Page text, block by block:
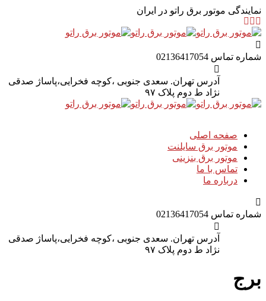
نمایندگی موتور برق راتو در ایران
شماره تماس 02136417054
آدرس تهران. سعدی جنوبی ،کوچه فخرایی،پاساژ صدقی
نژاد ط دوم پلاک ۹۷
صفحه اصلی
موتور برق سایلنت
موتور برق بنزینی
تماس با ما
درباره ما
شماره تماس 02136417054
آدرس تهران. سعدی جنوبی ،کوچه فخرایی،پاساژ صدقی
نژاد ط دوم پلاک ۹۷
برج